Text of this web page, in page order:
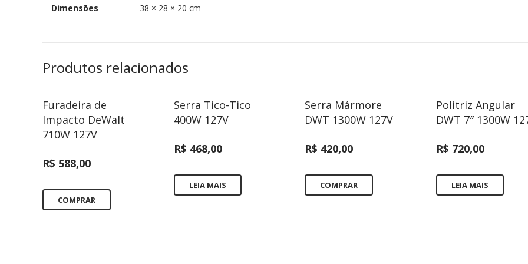
Dimensões 38 × 28 × 20 cm
Produtos relacionados
Furadeira de
Impacto DeWalt
710W 127V
R$ 588,00
COMPRAR
Serra Tico-Tico
400W 127V
R$ 468,00
LEIA MAIS
Serra Mármore
DWT 1300W 127V
R$ 420,00
COMPRAR
Politriz Angular
DWT 7″ 1300W
R$ 720,00
LEIA MAIS